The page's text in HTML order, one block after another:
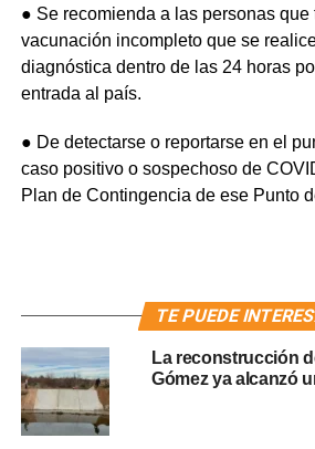
● Se recomienda a las personas
vacunación incompleto que se
diagnóstica dentro de las 24 horas
entrada al país.
● De detectarse o reportarse en el
caso positivo o sospechoso de
Plan de Contingencia de ese Punto
TE PUEDE
La reconstrucción
Gómez ya alcanzó